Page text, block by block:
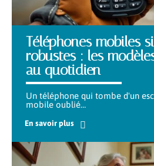
Téléphones mobiles
robustes : les
au quotidien
Un téléphone qui tombe d'un
mobile oublié…
En savoir plus